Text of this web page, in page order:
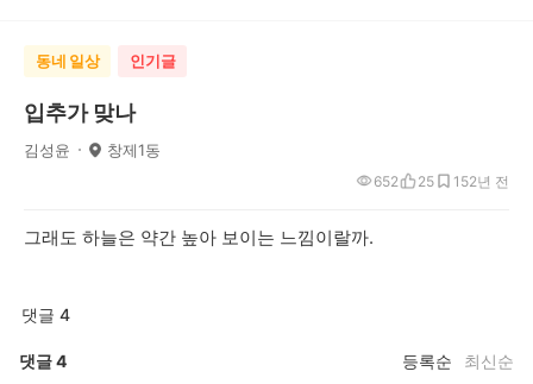
동네 일상 인기글
입추가 맞나
김성윤 창제1동
2년 전
652 25 15
그래도 하늘은 약간 높아 보이는 느낌이랄까.
댓글 4
댓글4 등록순 최신순